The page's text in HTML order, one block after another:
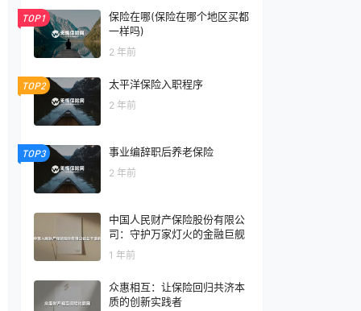
TOP1
保险在哪(保险在哪个地区买都
一样吗)
2 年前
TOP2 太平洋保险入职程序
2 年前
TOP3 事业编辞职后养老保险
2 年前
中国人民财产保险股份有限公
司：守护万家灯火的金融巨舰
1 年前
众惠相互：让保险回归共济本
质的创新实践者